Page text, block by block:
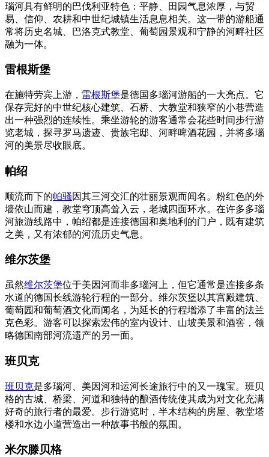
瑙河具有鲜明的巴伐利亚特色：平静、田园气息浓厚，与贸
易、信仰、农耕和中世纪城镇生活息息相关。这一带的游船通
常将历史名城、巴洛克式教堂、葡萄园景观和宁静的河畔社区
融为一体。
雷根斯堡
在施特劳宾上游， 雷根斯堡是德国多瑙河游船的一大亮点。它
保存完好的中世纪核心建筑、石桥、大教堂和狭窄的小巷营造
出一种强烈的连续性。乘坐游轮的游客通常会花些时间步行游
览老城，探寻罗马遗迹、贵族宅邸、河畔啤酒花园，并将多瑙
河的美景尽收眼底。
帕绍
顺流而下的帕骚因其三河交汇的壮丽景观而闻名。粉红色的外
墙依山而建，教堂穹顶高耸入云，老城四面环水。在许多多瑙
河旅游线路中，帕绍都是连接德国和奥地利的门户，既有建筑
之美，又有浓郁的河流历史气息。
维尔茨堡
虽然维尔茨堡位于美因河而非多瑙河上，但它通常是连接多条
水道的德国长线游轮行程的一部分。维尔茨堡以其宫殿建筑、
葡萄园和葡萄酒文化而闻名，为延长的行程增添了丰富的法兰
克色彩。游客可以探索宏伟的室内设计、山坡美景和酒窖，领
略德国南部河流遗产的另一面。
班贝克
班贝克是多瑙河、美因河和运河长途旅行中的又一瑰宝。班贝
格的古城、桥梁、河道和独特的酿酒传统使其成为对文化充满
好奇的旅行者的最爱。步行游览时，半木结构的房屋、教堂塔
楼和水边小道营造出一种故事书般的氛围。
米尔滕贝格